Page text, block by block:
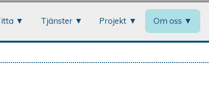
Tjänster Projekt Om oss